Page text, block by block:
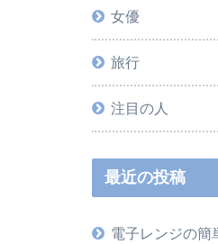
女優
旅行
注目の人
最近の投稿
電子レンジの簡